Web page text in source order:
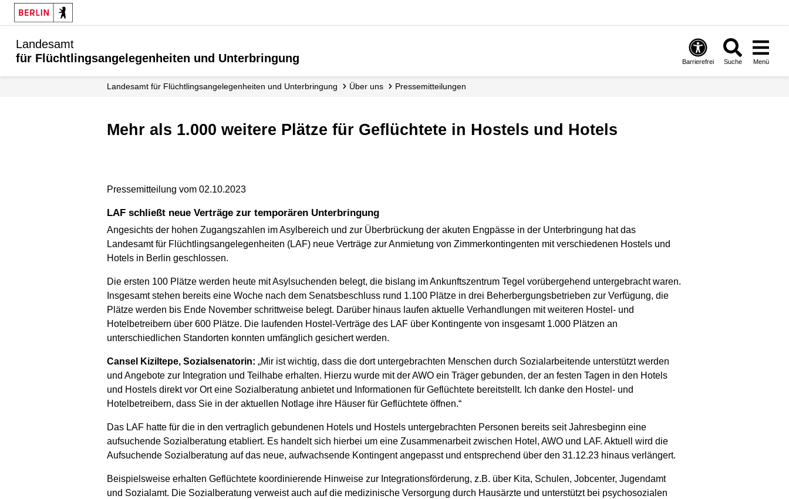
Landesamt
für Flüchtlingsangelegenheiten und Unterbringung
Barrierefrei Suche Menü
Landesamt für Flüchtlingsangelegenheiten und Unterbringung Über uns Presse­mitteilungen
Mehr als 1.000 weitere Plätze für Geflüchtete in Hostels und Hotels
Pressemitteilung vom 02.10.2023
LAF schließt neue Verträge zur temporären Unterbringung
Angesichts der hohen Zugangszahlen im Asylbereich und zur Überbrückung der akuten Engpässe in der Unterbringung hat das
Landesamt für Flüchtlingsangelegenheiten (LAF) neue Verträge zur Anmietung von Zimmerkontingenten mit verschiedenen Hostels und
Hotels in Berlin geschlossen.
Die ersten 100 Plätze werden heute mit Asylsuchenden belegt, die bislang im Ankunftszentrum Tegel vorübergehend untergebracht waren.
Insgesamt stehen bereits eine Woche nach dem Senatsbeschluss rund 1.100 Plätze in drei Beherbergungsbetrieben zur Verfügung, die
Plätze werden bis Ende November schrittweise belegt. Darüber hinaus laufen aktuelle Verhandlungen mit weiteren Hostel- und
Hotelbetreibern über 600 Plätze. Die laufenden Hostel-Verträge des LAF über Kontingente von insgesamt 1.000 Plätzen an
unterschiedlichen Standorten konnten umfänglich gesichert werden.
Cansel Kiziltepe, Sozialsenatorin: „Mir ist wichtig, dass die dort untergebrachten Menschen durch Sozialarbeitende unterstützt werden
und Angebote zur Integration und Teilhabe erhalten. Hierzu wurde mit der AWO ein Träger gebunden, der an festen Tagen in den Hotels
und Hostels direkt vor Ort eine Sozialberatung anbietet und Informationen für Geflüchtete bereitstellt. Ich danke den Hostel- und
Hotelbetreibern, dass Sie in der aktuellen Notlage ihre Häuser für Geflüchtete öffnen.“
Das LAF hatte für die in den vertraglich gebundenen Hotels und Hostels untergebrachten Personen bereits seit Jahresbeginn eine
aufsuchende Sozialberatung etabliert. Es handelt sich hierbei um eine Zusammenarbeit zwischen Hotel, AWO und LAF. Aktuell wird die
Aufsuchende Sozialberatung auf das neue, aufwachsende Kontingent angepasst und entsprechend über den 31.12.23 hinaus verlängert.
Beispielsweise erhalten Geflüchtete koordinierende Hinweise zur Integrationsförderung, z.B. über Kita, Schulen, Jobcenter, Jugendamt
und Sozialamt. Die Sozialberatung verweist auch auf die medizinische Versorgung durch Hausärzte und unterstützt bei psychosozialen